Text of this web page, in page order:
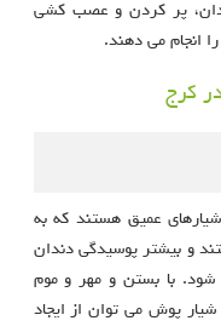
پر کردن و عصب کشی
انجام می دهند.
کرج
عمیق هستند که به
و بیشتر پوسیدگی دندان
شود. با بستن و مهر و موم
پوش می توان از ایجاد